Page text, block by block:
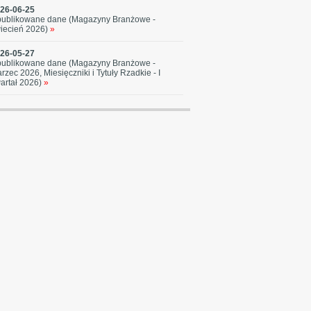
06-25
dane (Magazyny Branżowe -
2026) »
05-27
dane (Magazyny Branżowe -
2026, Miesięczniki i Tytuły Rzadkie - I
2026) »